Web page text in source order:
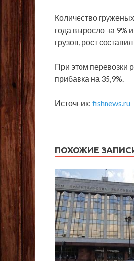
Количество
года выросло на 9%
грузов, рост
При этом перевозки
прибавка на 35,9%.
Источник: fishnews.ru
ПОХОЖИЕ